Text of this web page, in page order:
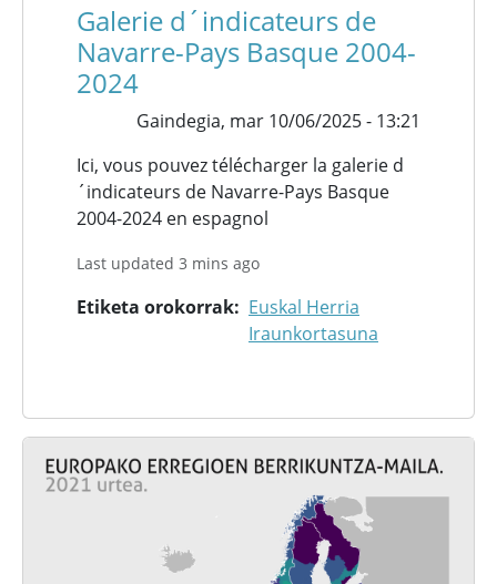
Galerie d´indicateurs de
Navarre-Pays Basque 2004-
2024
Gaindegia, mar 10/06/2025 - 13:21
Ici, vous pouvez télécharger la galerie d
´indicateurs de Navarre-Pays Basque
2004-2024 en espagnol
Last updated 3 mins ago
Etiketa orokorrak
Euskal Herria
Iraunkortasuna